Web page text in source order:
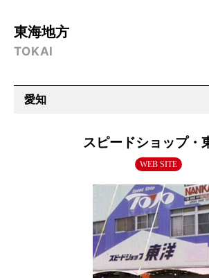
東海地方
TOKAI
愛知
スピードショップ・
WEB SITE